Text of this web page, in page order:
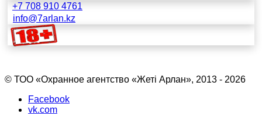
+7 708 910 4761
info@7arlan.kz
© ТОО «Охранное агентство «Жетi Арлан», 2013 - 2026
Facebook
vk.com